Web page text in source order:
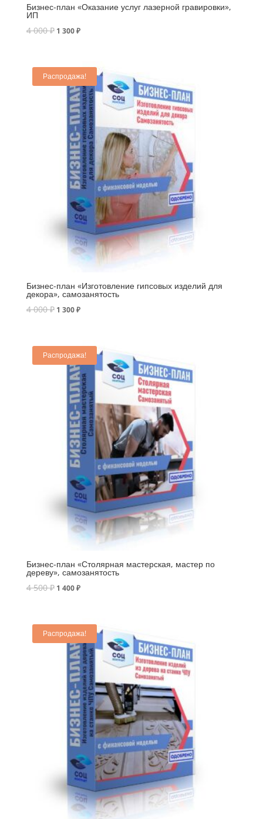
Бизнес-план «Оказание услуг лазерной гравировки»,
ИП
4 000₽ 1 300₽
Распродажа!
Бизнес-план «Изготовление гипсовых изделий для
декора», самозанятость
4 000₽ 1 300₽
Распродажа!
Бизнес-план «Столярная мастерская, мастер по
дереву», самозанятость
4 500₽ 1 400₽
Распродажа!